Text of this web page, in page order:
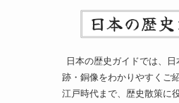
日本の歴史ガイドでは、
跡・銅像をわかりやすくご
江戸時代まで、歴史散策に